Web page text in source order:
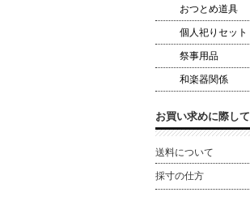
おつとめ道具
個人祀りセット
祭事用品
和楽器関係
お買い求めに際して
送料について
採寸の仕方